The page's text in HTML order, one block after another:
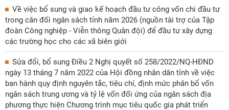
Về việc bổ sung và giao kế hoạch đầu tư công vốn chi đầu tư
trong cân đối ngân sách tỉnh năm 2026 (nguồn tài trợ của Tập
đoàn Công nghiệp - Viễn thông Quân đội) để đầu tư xây dựng
các trường học cho các xã biên giới
Sửa đổi, bổ sung Điều 2 Nghị quyết số 258/2022/NQ-HĐND
ngày 13 tháng 7 năm 2022 của Hội đồng nhân dân tỉnh về việc
ban hành quy định nguyên tắc, tiêu chí, định mức phân bổ vốn
ngân sách trung ương và tỷ lệ vốn đối ứng của ngân sách địa
phương thực hiện Chương trình mục tiêu quốc gia phát triển